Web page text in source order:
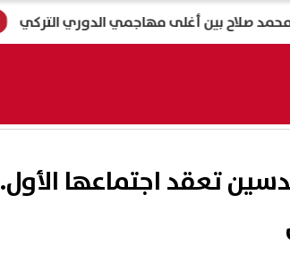
سؤال أغلى مهاجمي الدوري التركي
تعقد اجتماعها